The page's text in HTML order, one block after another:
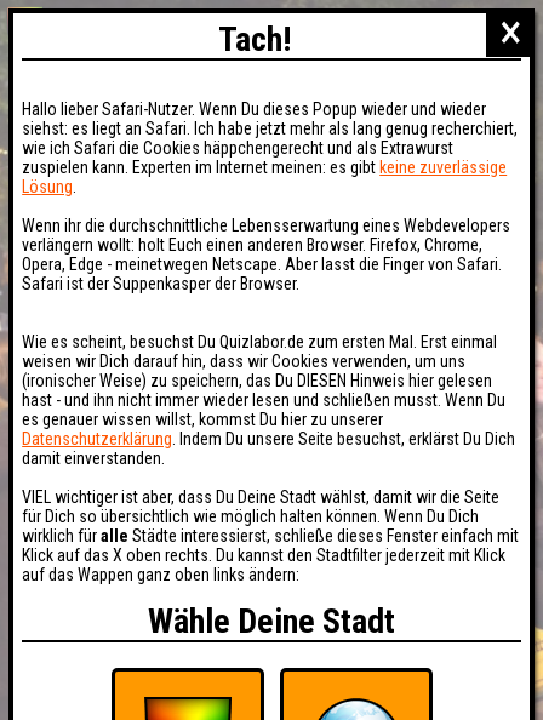
×
Tach!
Hallo lieber Safari-Nutzer. Wenn Du dieses Popup wieder und wieder
siehst: es liegt an Safari. Ich habe jetzt mehr als lang genug recherchiert,
wie ich Safari die Cookies häppchengerecht und als Extrawurst
zuspielen kann. Experten im Internet meinen: es gibt keine zuverlässige
Lösung
Wenn ihr die durchschnittliche Lebensserwartung eines Webdevelopers
verlängern wollt: holt Euch einen anderen Browser. Firefox, Chrome,
Opera, Edge - meinetwegen Netscape. Aber lasst die Finger von Safari.
Safari ist der Suppenkasper der Browser.
Wie es scheint, besuchst Du Quizlabor.de zum ersten Mal. Erst einmal
weisen wir Dich darauf hin, dass wir Cookies verwenden, um uns
(ironischer Weise) zu speichern, das Du DIESEN Hinweis hier gelesen
hast - und ihn nicht immer wieder lesen und schließen musst. Wenn Du
es genauer wissen willst, kommst Du hier zu unserer
Datenschutzerklärung . Indem Du unsere Seite besuchst, erklärst Du Dich
damit einverstanden.
VIEL wichtiger ist aber, dass Du Deine Stadt wählst, damit wir die Seite
für Dich so übersichtlich wie möglich halten können. Wenn Du Dich
wirklich füralle Städte interessierst, schließe dieses Fenster einfach mit
Klick auf das X oben rechts. Du kannst den Stadtfilter jederzeit mit Klick
auf das Wappen ganz oben links ändern:
Wähle Deine Stadt